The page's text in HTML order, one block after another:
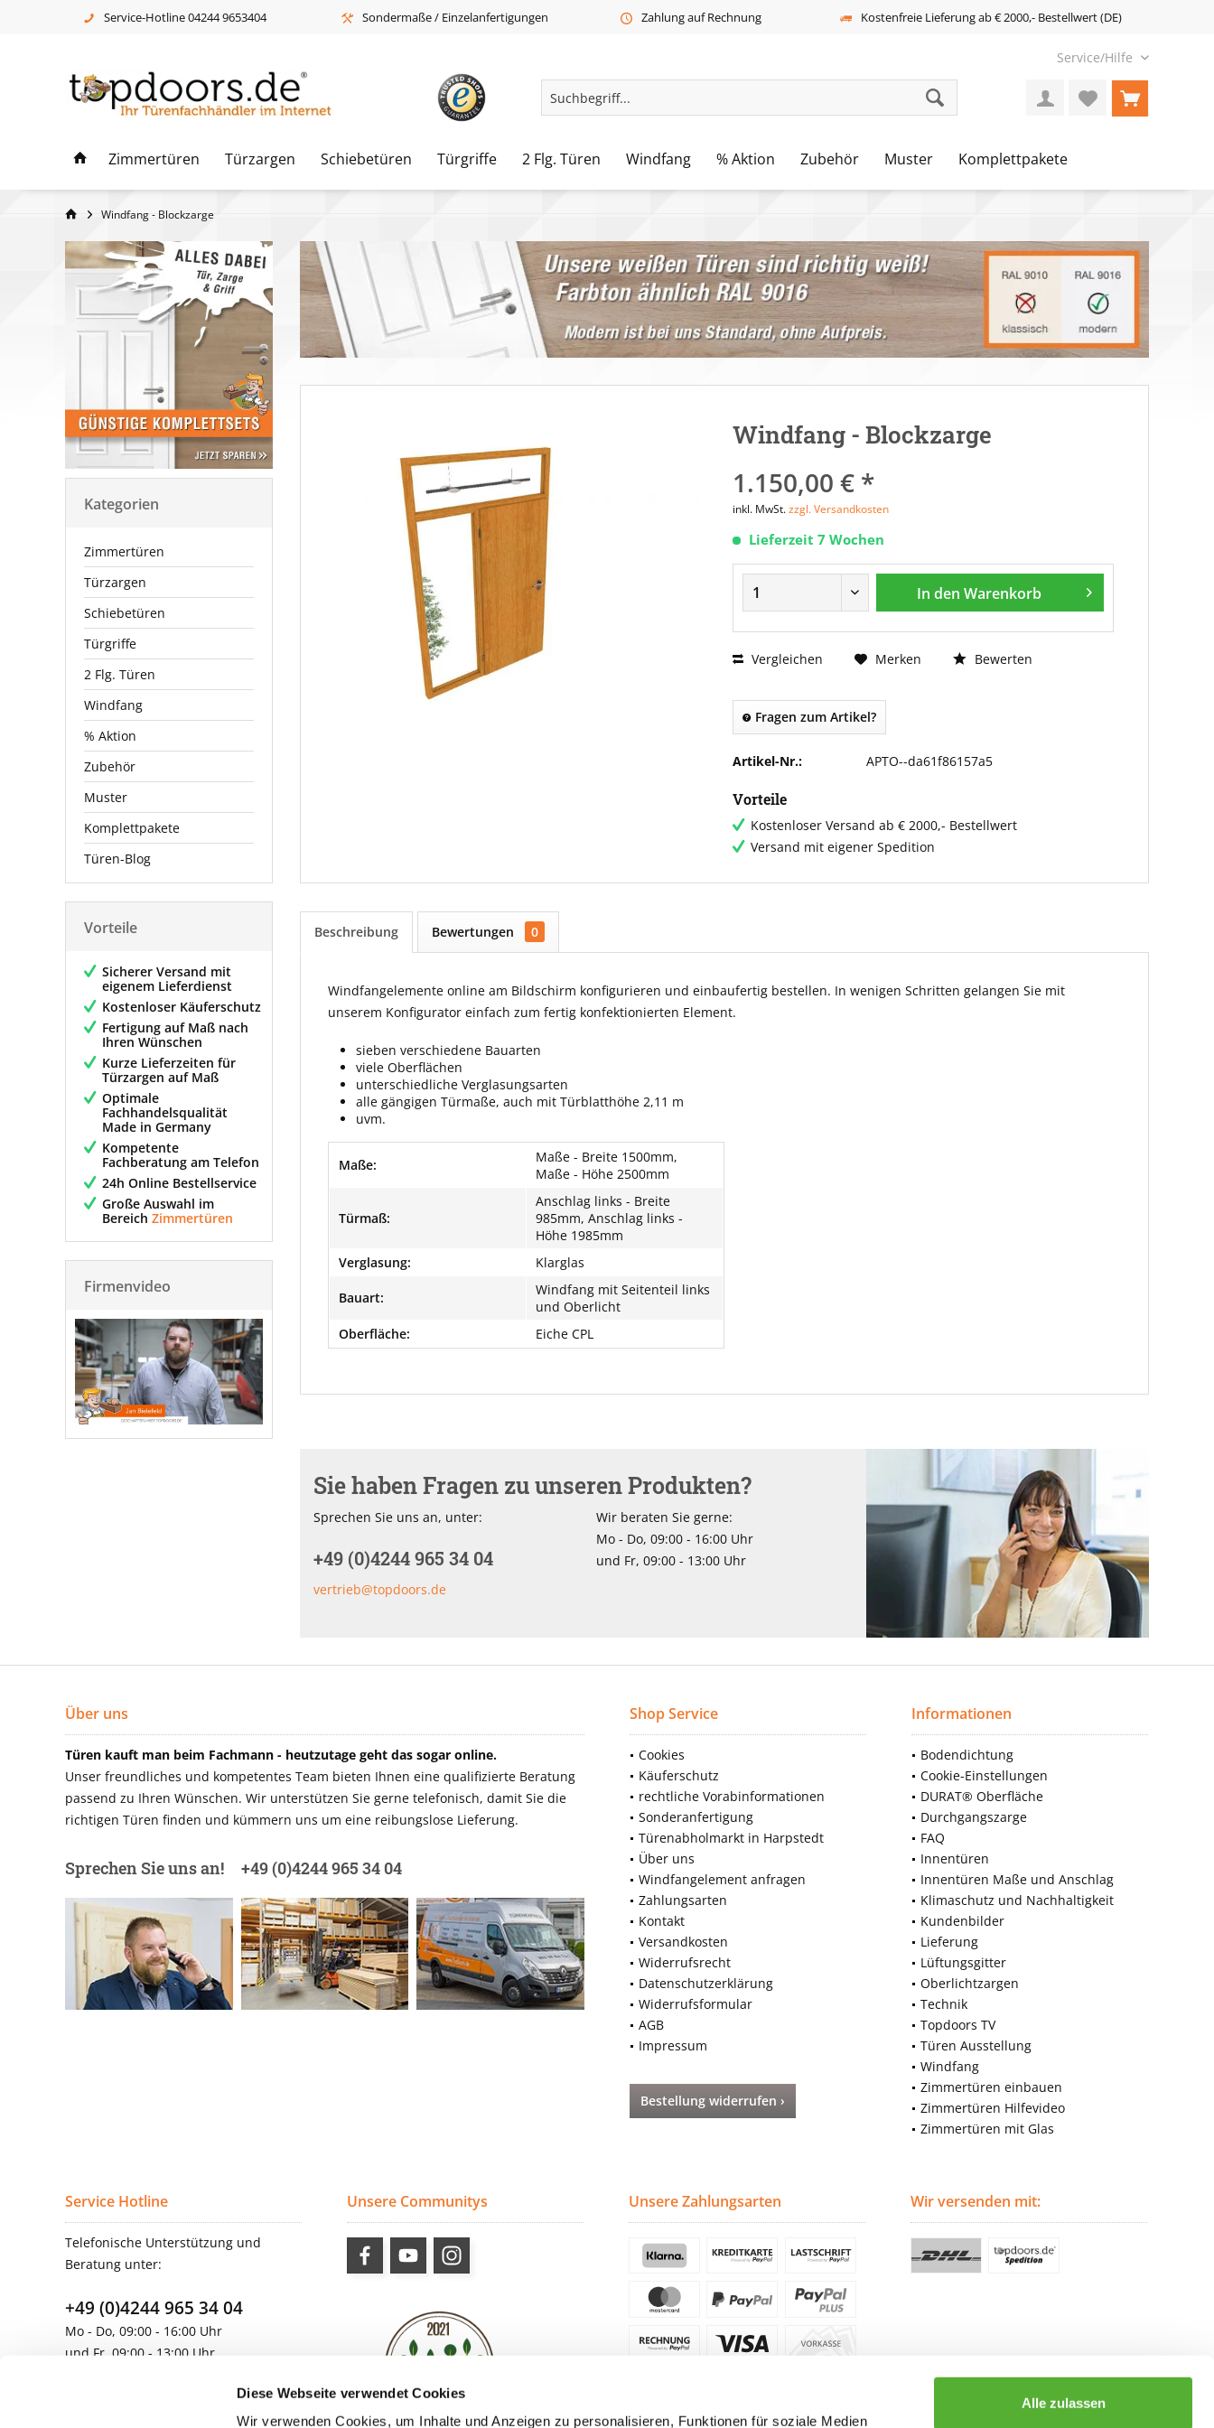
Diese Webseite verwendet Cookies
Wir verwenden Cookies, um Inhalte und Anzeigen zu personalisieren, Funktionen für soziale Medien
Alle zulassen
Service-Hotline 04244 9653404 Sondermaße / Einzelanfertigungen Zahlung auf Rechnung Kostenfreie Lieferung ab € 2000,- Bestellwert (DE)
Service/Hilfe
Zimmertüren Türzargen Schiebetüren Türgriffe 2 Flg. Türen Windfang % Aktion Zubehör Muster Komplettpakete
Windfang - Blockzarge
Kategorien
Zimmertüren
Türzargen
Schiebetüren
Türgriffe
2 Flg. Türen
Windfang
% Aktion
Zubehör
Muster
Komplettpakete
Türen-Blog
Vorteile
Sicherer Versand mit
eigenem Lieferdienst
Kostenloser Käuferschutz
Fertigung auf Maß nach
Ihren Wünschen
Kurze Lieferzeiten für
Türzargen auf Maß
Optimale
Fachhandelsqualität
Made in Germany
Kompetente
Fachberatung am Telefon
24h Online Bestellservice
Große Auswahl im
Bereich Zimmertüren
Firmenvideo
Windfang - Blockzarge
1.150,00 € *
inkl. MwSt.zzgl. Versandkosten
Lieferzeit 7 Wochen
In den Warenkorb
Vergleichen Merken Bewerten
Fragen zum Artikel?
Artikel-Nr.: APTO--da61f86157a5
Vorteile
Kostenloser Versand ab € 2000,- Bestellwert
Versand mit eigener Spedition
Beschreibung Bewertungen 0
Windfangelemente online am Bildschirm konfigurieren und einbaufertig bestellen. In wenigen Schritten gelangen Sie mit
unserem Konfigurator einfach zum fertig konfektionierten Element.
sieben verschiedene Bauarten
viele Oberflächen
unterschiedliche Verglasungsarten
alle gängigen Türmaße, auch mit Türblatthöhe 2,11 m
uvm.
Maße:
Maße - Breite 1500mm,
Maße - Höhe 2500mm
Türmaß:
Anschlag links - Breite
985mm, Anschlag links -
Höhe 1985mm
Verglasung:
Klarglas
Bauart:
Windfang mit Seitenteil links
und Oberlicht
Oberfläche:
Eiche CPL
Sie haben Fragen zu unseren Produkten?
Sprechen Sie uns an, unter:
+49 (0)4244 965 34 04
vertrieb@topdoors.de
Wir beraten Sie gerne:
Mo - Do, 09:00 - 16:00 Uhr
und Fr, 09:00 - 13:00 Uhr
Über uns
Türen kauft man beim Fachmann - heutzutage geht das sogar online.
Unser freundliches und kompetentes Team bieten Ihnen eine qualifizierte Beratung
passend zu Ihren Wünschen. Wir unterstützen Sie gerne telefonisch, damit Sie die
richtigen Türen finden und kümmern uns um eine reibungslose Lieferung.
Sprechen Sie uns an! +49 (0)4244 965 34 04
Shop Service
Cookies
Käuferschutz
rechtliche Vorabinformationen
Sonderanfertigung
Türenabholmarkt in Harpstedt
Über uns
Windfangelement anfragen
Zahlungsarten
Kontakt
Versandkosten
Widerrufsrecht
Datenschutzerklärung
Widerrufsformular
AGB
Impressum
Bestellung widerrufen ›
Informationen
Bodendichtung
Cookie-Einstellungen
DURAT® Oberfläche
Durchgangszarge
FAQ
Innentüren
Innentüren Maße und Anschlag
Klimaschutz und Nachhaltigkeit
Kundenbilder
Lieferung
Lüftungsgitter
Oberlichtzargen
Technik
Topdoors TV
Türen Ausstellung
Windfang
Zimmertüren einbauen
Zimmertüren Hilfevideo
Zimmertüren mit Glas
Service Hotline
Telefonische Unterstützung und
Beratung unter:
+49 (0)4244 965 34 04
Mo - Do, 09:00 - 16:00 Uhr
und Fr, 09:00 - 13:00 Uhr
Unsere Communitys Unsere Zahlungsarten Wir versenden mit: